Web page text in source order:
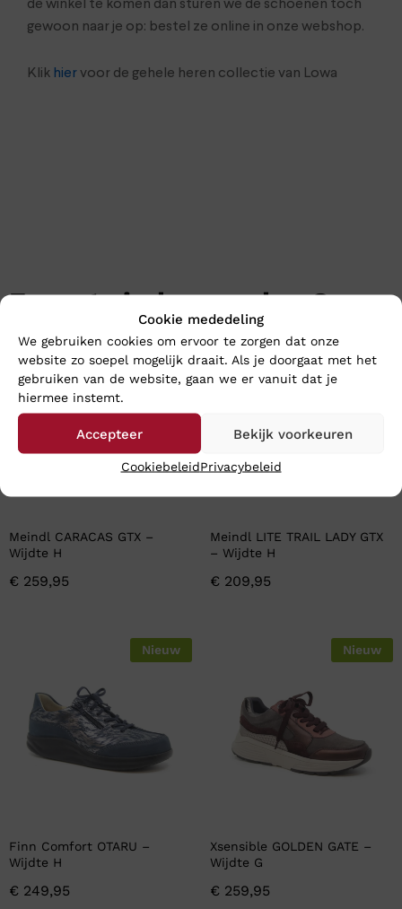
Cookie mededeling
We gebruiken cookies om ervoor te zorgen dat onze
website zo soepel mogelijk draait. Als je doorgaat met het
gebruiken van de website, gaan we er vanuit dat je
hiermee instemt.
Accepteer Bekijk voorkeuren
CookiebeleidPrivacybeleid
de winkel te komen dan sturen we de schoenen toch
gewoon naar je op: bestel ze online in onze webshop.
Klik hiervoor de gehele heren collectie van Lowa
En wat vind u van deze?
Nieuw
Meindl CARACAS GTX –
Wijdte H
€ 259,95
Meindl LITE TRAIL LADY GTX
– Wijdte H
€ 209,95
Nieuw
Finn Comfort OTARU –
Wijdte H
€ 249,95
Nieuw
Xsensible GOLDEN GATE –
Wijdte G
€ 259,95